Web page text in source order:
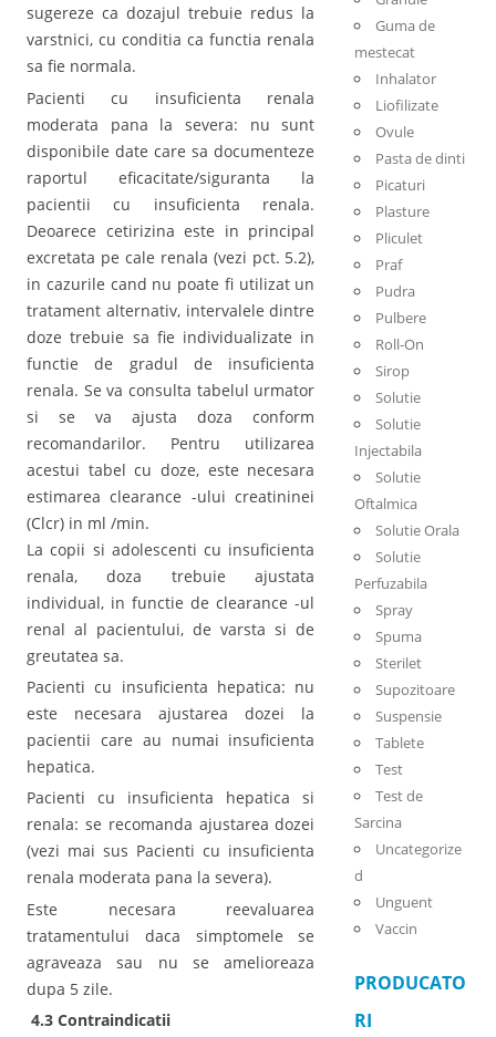
sugereze ca dozajul trebuie redus la
varstnici, cu conditia ca functia renala
sa fie normala.
Pacienti cu insuficienta renala
moderata pana la severa: nu sunt
disponibile date care sa documenteze
raportul eficacitate/siguranta la
pacientii cu insuficienta renala.
Deoarece cetirizina este in principal
excretata pe cale renala (vezi pct. 5.2),
in cazurile cand nu poate fi utilizat un
tratament alternativ, intervalele dintre
doze trebuie sa fie individualizate in
functie de gradul de insuficienta
renala. Se va consulta tabelul urmator
si se va ajusta doza conform
recomandarilor. Pentru utilizarea
acestui tabel cu doze, este necesara
estimarea clearance -ului creatininei
(Clcr) in ml /min.
La copii si adolescenti cu insuficienta
renala, doza trebuie ajustata
individual, in functie de clearance -ul
renal al pacientului, de varsta si de
greutatea sa.
Pacienti cu insuficienta hepatica: nu
este necesara ajustarea dozei la
pacientii care au numai insuficienta
hepatica.
Pacienti cu insuficienta hepatica si
renala: se recomanda ajustarea dozei
(vezi mai sus Pacienti cu insuficienta
renala moderata pana la severa).
Este necesara reevaluarea
tratamentului daca simptomele se
agraveaza sau nu se amelioreaza
dupa 5 zile.
4.3 Contraindicatii
Guma de
mestecat
Inhalator
Liofilizate
Ovule
Pasta de dinti
Picaturi
Plasture
Pliculet
Praf
Pudra
Pulbere
Roll-On
Sirop
Solutie
Solutie
Injectabila
Solutie
Oftalmica
Solutie Orala
Solutie
Perfuzabila
Spray
Spuma
Sterilet
Supozitoare
Suspensie
Tablete
Test
Test de
Sarcina
Uncategorize
d
Unguent
Vaccin
PRODUCATO
RI